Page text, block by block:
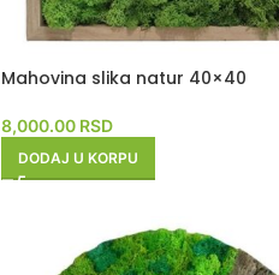
Mahovina slika natur 40×40
8,000.00 RSD
DODAJ U KORPU